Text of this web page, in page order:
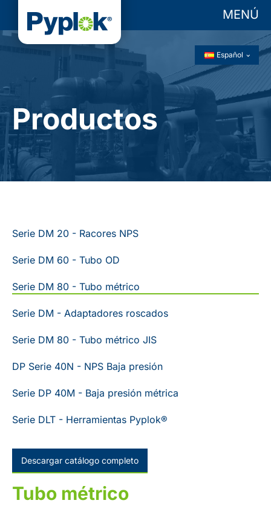
Español
Productos
Serie DM 20 - Racores NPS
Serie DM 60 - Tubo OD
Serie DM 80 - Tubo métrico
Serie DM - Adaptadores roscados
Serie DM 80 - Tubo métrico JIS
DP Serie 40N - NPS Baja presión
Serie DP 40M - Baja presión métrica
Serie DLT - Herramientas Pyplok®
Descargar catálogo completo
Tubo métrico
MENÚ